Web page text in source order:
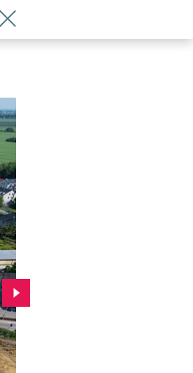
Wróć do artykułu Te zdjęcia robią
Przejdź do kolejnego zdjęcia.